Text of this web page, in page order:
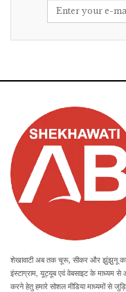
शेखावाटी अब तक चूरू, सीकर और झुंझुनू का
इंस्टाग्राम, यूट्यूब एवं वेबसाइट के
करने हेतु हमारे सोशल मीडिया माध्यमों से